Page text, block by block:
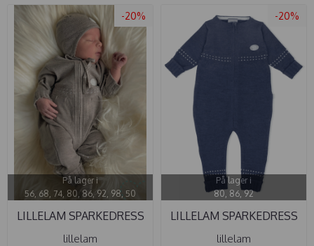
-20%
På lager i
56, 68, 74, 80, 86, 92, 98, 50
LILLELAM SPARKEDRESS
CLASSIC ...
lillelam
-20%
På lager i
80, 86, 92
LILLELAM SPARKEDRESS
CLASSIC ...
lillelam